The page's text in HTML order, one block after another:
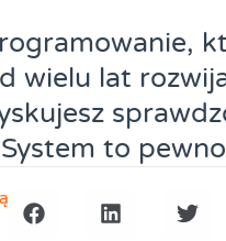
wielu lat
to